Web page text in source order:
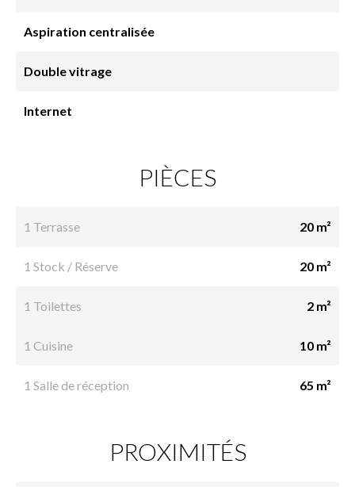
Aspiration centralisée
Double vitrage
Internet
PIÈCES
1 Terrasse 20 m²
1 Stock / Réserve 20 m²
1 Toilettes 2 m²
1 Cuisine 10 m²
1 Salle de réception 65 m²
PROXIMITÉS